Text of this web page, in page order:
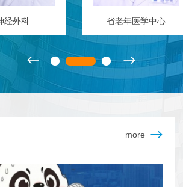
经外科 省老年医学中心
more